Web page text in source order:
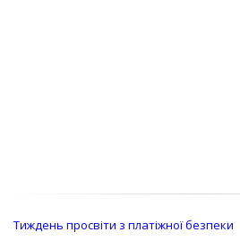
Тиждень просвіти з платіжної безпеки